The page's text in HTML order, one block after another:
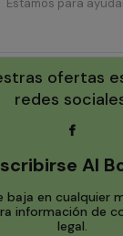
Estamos para
ofertas
redes
Al
baja en cualquier
información de
legal.